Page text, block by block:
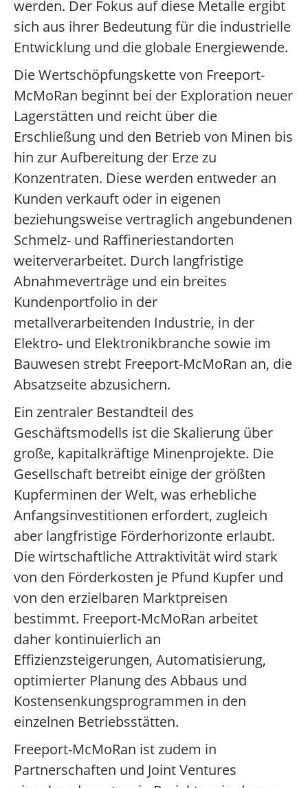
werden. Der Fokus auf diese Metalle ergibt
sich aus ihrer Bedeutung für die industrielle
Entwicklung und die globale Energiewende.
Die Wertschöpfungskette von Freeport-
McMoRan beginnt bei der Exploration neuer
Lagerstätten und reicht über die
Erschließung und den Betrieb von Minen bis
hin zur Aufbereitung der Erze zu
Konzentraten. Diese werden entweder an
Kunden verkauft oder in eigenen
beziehungsweise vertraglich angebundenen
Schmelz- und Raffineriestandorten
weiterverarbeitet. Durch langfristige
Abnahmeverträge und ein breites
Kundenportfolio in der
metallverarbeitenden Industrie, in der
Elektro- und Elektronikbranche sowie im
Bauwesen strebt Freeport-McMoRan an, die
Absatzseite abzusichern.
Ein zentraler Bestandteil des
Geschäftsmodells ist die Skalierung über
große, kapitalkräftige Minenprojekte. Die
Gesellschaft betreibt einige der größten
Kupferminen der Welt, was erhebliche
Anfangsinvestitionen erfordert, zugleich
aber langfristige Förderhorizonte erlaubt.
Die wirtschaftliche Attraktivität wird stark
von den Förderkosten je Pfund Kupfer und
von den erzielbaren Marktpreisen
bestimmt. Freeport-McMoRan arbeitet
daher kontinuierlich an
Effizienzsteigerungen, Automatisierung,
optimierter Planung des Abbaus und
Kostensenkungsprogrammen in den
einzelnen Betriebsstätten.
Freeport-McMoRan ist zudem in
Partnerschaften und Joint Ventures